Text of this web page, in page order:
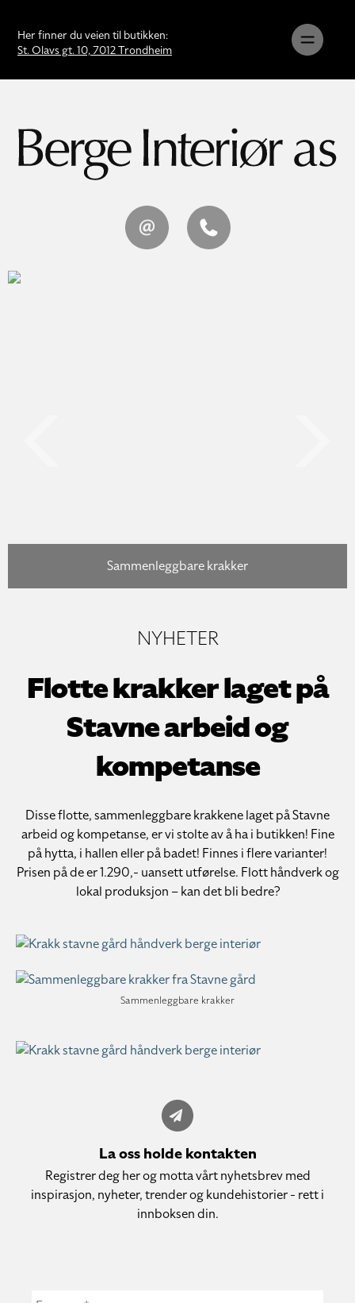
Her finner du veien til butikken:
St. Olavs gt. 10, 7012 Trondheim
Sammenleggbare krakker
NYHETER
Flotte krakker laget på
Stavne arbeid og
kompetanse
Disse flotte, sammenleggbare krakkene laget på Stavne
arbeid og kompetanse, er vi stolte av å ha i butikken! Fine
på hytta, i hallen eller på badet! Finnes i flere varianter!
Prisen på de er 1.290,- uansett utførelse. Flott håndverk og
lokal produksjon – kan det bli bedre?
Sammenleggbare krakker
La oss holde kontakten
Registrer deg her og motta vårt nyhetsbrev med
inspirasjon, nyheter, trender og kundehistorier - rett i
innboksen din.